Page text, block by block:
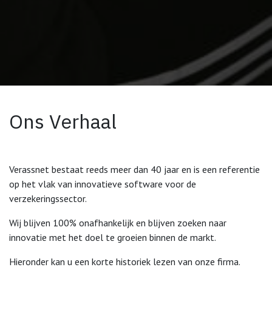
Ons Verhaal
Verassnet bestaat reeds meer dan 40 jaar en is een referentie
op het vlak van innovatieve software voor de
verzekeringssector.
Wij blijven 100% onafhankelijk en blijven zoeken naar
innovatie met het doel te groeien binnen de markt.
Hieronder kan u een korte historiek lezen van onze firma.